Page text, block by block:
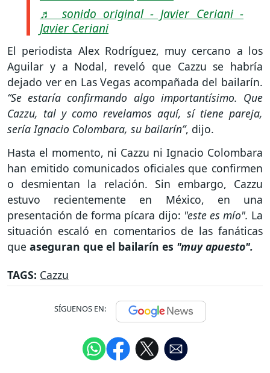
♬ sonido original - Javier Ceriani -
Javier Ceriani
El periodista Alex Rodríguez, muy cercano a los
Aguilar y a Nodal, reveló que Cazzu se habría
dejado ver en Las Vegas acompañada del bailarín.
“Se estaría confirmando algo importantísimo. Que
Cazzu, tal y como revelamos aquí, sí tiene pareja,
sería Ignacio Colombara, su bailarín”, dijo.
Hasta el momento, ni Cazzu ni Ignacio Colombara
han emitido comunicados oficiales que confirmen
o desmientan la relación. Sin embargo, Cazzu
estuvo recientemente en México, en una
presentación de forma pícara dijo: "este es mío". La
situación escaló en comentarios de las fanáticas
que aseguran que el bailarín es "muy apuesto".
TAGS: Cazzu
SÍGUENOS EN: